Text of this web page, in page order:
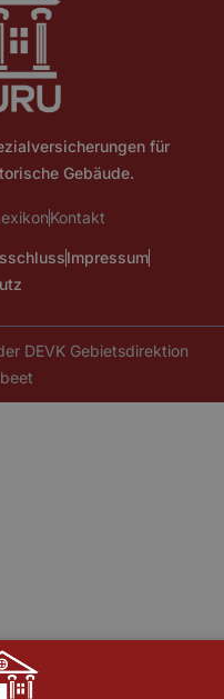
für
Gebäude.
Kontakt
Impressum
DEVK Gebietsdirektion